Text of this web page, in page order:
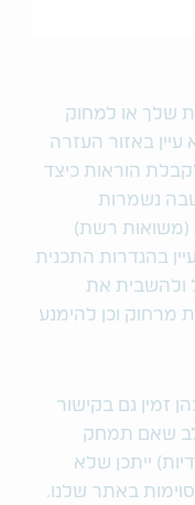
שלך או למחוק
באזור העזרה
הוראות כיצד
נשמרות
(משואות רשת)
בהגדרות התכנית
את
מרחוק וכן להימנע
זמין גם בקישור
שאם תמחק
ייתכן שלא
באתר שלנו.